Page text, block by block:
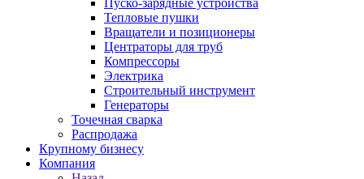
Пуско-зарядные устройства
Тепловые пушки
Вращатели и позиционеры
Центраторы для труб
Компрессоры
Электрика
Строительный инструмент
Генераторы
Точечная сварка
Распродажа
Крупному бизнесу
Компания